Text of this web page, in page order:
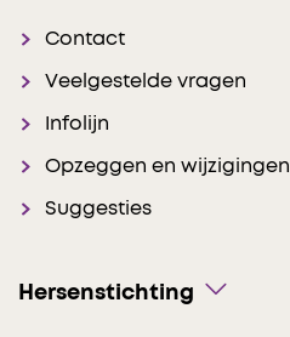
Contact
Veelgestelde vragen
Infolijn
Opzeggen en wijzigingen
Suggesties
Hersenstichting